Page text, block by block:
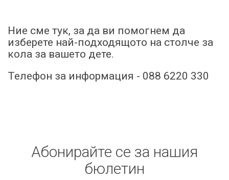
Ние сме тук, за да ви помогнем да
изберете най-подходящото на столче за
кола за вашето дете.
Телефон за информация - 088 6220 330
Абонирайте се за нашия
бюлетин